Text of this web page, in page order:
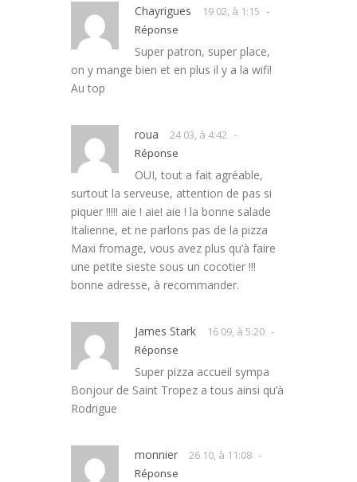
Chayrigues 19 02, à 1:15 -
Réponse
Super patron, super place,
on y mange bien et en plus il y a la wifi!
Au top
roua 24 03, à 4:42 -
Réponse
OUI, tout a fait agréable,
surtout la serveuse, attention de pas si
piquer !!!!! aie ! aie! aie ! la bonne salade
Italienne, et ne parlons pas de la pizza
Maxi fromage, vous avez plus qu’à faire
une petite sieste sous un cocotier !!!
bonne adresse, à recommander.
James Stark 16 09, à 5:20 -
Réponse
Super pizza accueil sympa
Bonjour de Saint Tropez a tous ainsi qu’à
Rodrigue
monnier 26 10, à 11:08 -
Réponse